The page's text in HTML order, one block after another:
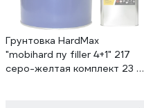
Грунтовка HardMax
"mobihard пу filler 4+1" 217
серо-желтая комплект 23 кг